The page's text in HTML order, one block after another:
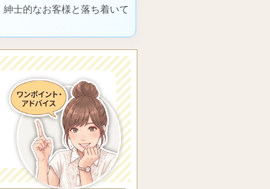
士的なお客様と落ち着いて